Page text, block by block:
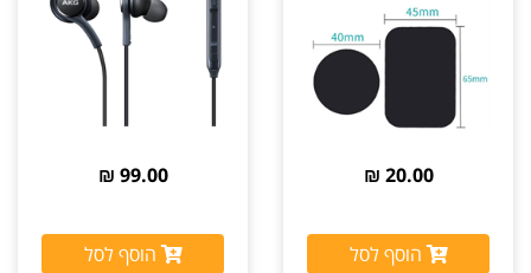
20.00 ₪
הוסף לסל
99.00 ₪
הוסף לסל